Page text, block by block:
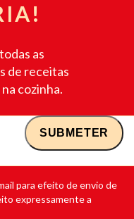
as
de receitas
cozinha.
para efeito de envio de
expressamente a